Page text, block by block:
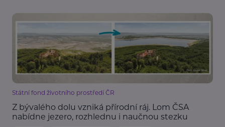
Státní fond životního prostředí ČR
Z bývalého dolu vzniká přírodní ráj. Lom ČSA
nabídne jezero, rozhlednu i naučnou stezku